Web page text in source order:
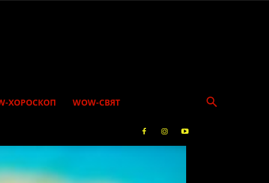
ХОРОСКОП WOW-СВЯТ